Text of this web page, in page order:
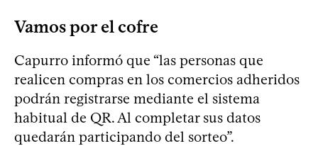
Vamos por el cofre
Capurro informó que “las personas que
realicen compras en los comercios adheridos
podrán registrarse mediante el sistema
habitual de QR. Al completar sus datos
quedarán participando del sorteo”.